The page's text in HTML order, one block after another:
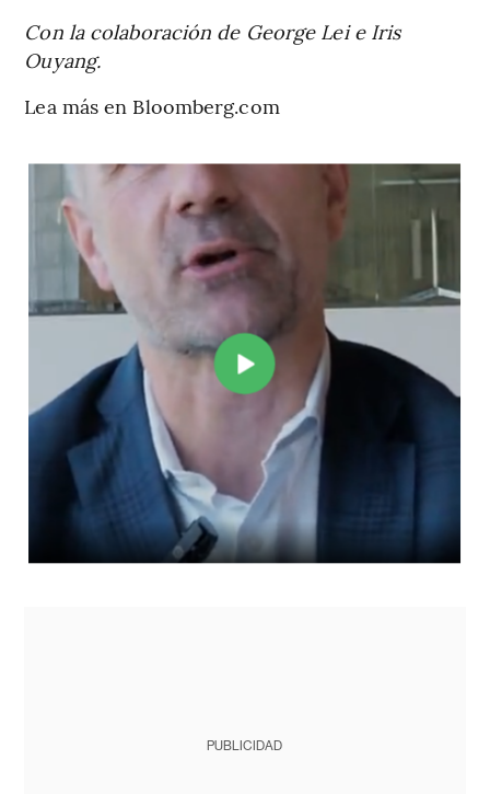
Con la colaboración de George Lei e Iris
Ouyang.
Lea más en Bloomberg.com
PUBLICIDAD